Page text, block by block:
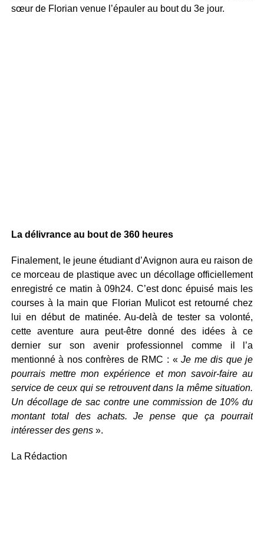
sœur de Florian venue l’épauler au bout du 3e jour.
La délivrance au bout de 360 heures
Finalement, le jeune étudiant d’Avignon aura eu raison de
ce morceau de plastique avec un décollage officiellement
enregistré ce matin à 09h24. C’est donc épuisé mais les
courses à la main que Florian Mulicot est retourné chez
lui en début de matinée. Au-delà de tester sa volonté,
cette aventure aura peut-être donné des idées à ce
dernier sur son avenir professionnel comme il l’a
mentionné à nos confrères de RMC : «Je me dis que je
pourrais mettre mon expérience et mon savoir-faire au
service de ceux qui se retrouvent dans la même situation.
Un décollage de sac contre une commission de 10% du
montant total des achats. Je pense que ça pourrait
intéresser des gens».
La Rédaction